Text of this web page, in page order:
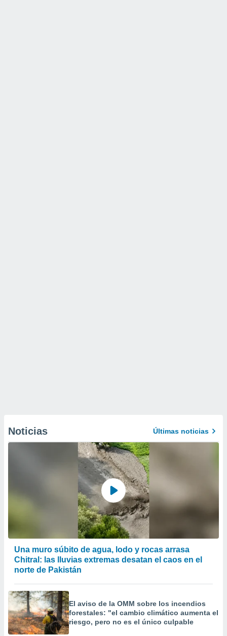
Noticias Últimas noticias
Una muro súbito de agua, lodo y rocas arrasa
Chitral: las lluvias extremas desatan el caos en el
norte de Pakistán
El aviso de la OMM sobre los incendios
forestales: "el cambio climático aumenta el
riesgo, pero no es el único culpable